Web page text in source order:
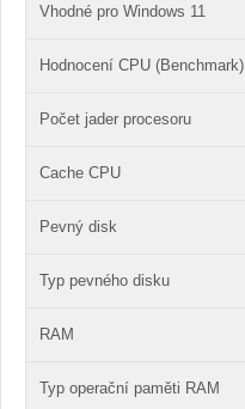
Vhodné pro Windows 11
Hodnocení CPU (Benchmark)
Počet jader procesoru
Cache CPU
Pevný disk
Typ pevného disku
RAM
Typ operační paměti RAM